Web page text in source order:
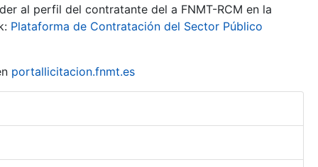
al perfil del contratante del a FNMT-RCM en la
Plataforma de Contratación del Sector Público
portallicitacion.fnmt.es